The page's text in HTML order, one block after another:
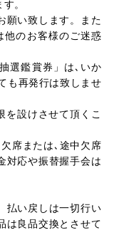
。
願い致します。また
他のお客様のご迷惑
選鑑賞券」は､いか
も再発行は致しませ
を設けさせて頂くこ
席または､途中欠席
対応や振替握手会は
払い戻しは一切行い
は良品交換とさせて